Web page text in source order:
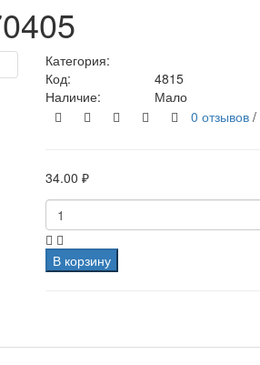
Категория:
Код:
4815
Наличие:
Мало
0 отзывов/
34.00 ₽
В корзину